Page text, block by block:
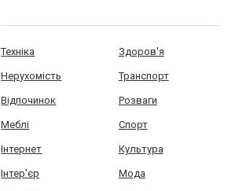
Техніка Здоров'я
Нерухомість Транспорт
Відпочинок Розваги
Меблі Спорт
Інтернет Культура
Інтер'єр Мода